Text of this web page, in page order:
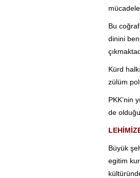
Bu
dinini
Kürd
zülüm
PKK’nin
de
Büyük
egitim